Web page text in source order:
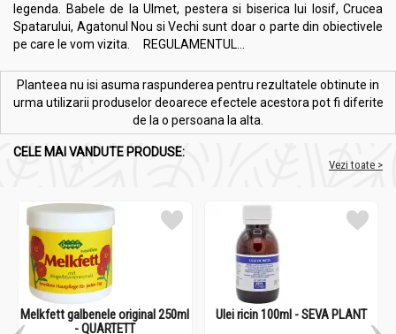
legenda. Babele de la Ulmet, pestera si biserica lui Iosif, Crucea
Spatarului, Agatonul Nou si Vechi sunt doar o parte din obiectivele
pe care le vom vizita. REGULAMENTUL...
Planteea nu isi asuma raspunderea pentru rezultatele obtinute in
urma utilizarii produselor deoarece efectele acestora pot fi diferite
de la o persoana la alta.
CELE MAI VANDUTE PRODUSE:
Vezi toate >
Melkfett galbenele original 250ml
- QUARTETT
Ulei ricin 100ml - SEVA PLANT